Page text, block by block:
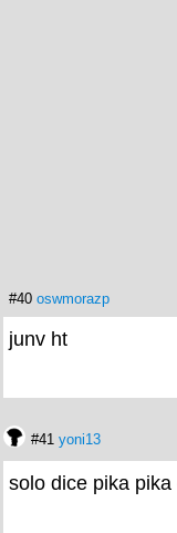
#40 oswmorazp
junv ht
#41 yoni13
solo dice pika